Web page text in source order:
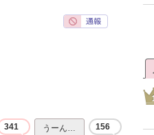
341 うーん… 156